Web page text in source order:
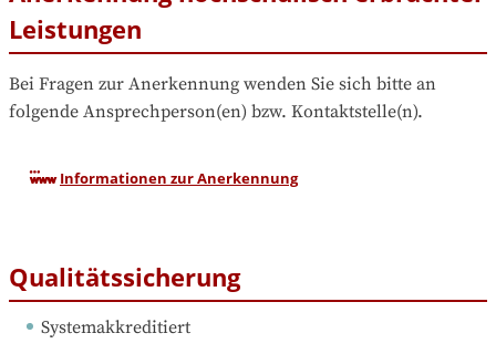
Leistungen
Bei Fragen zur Anerkennung wenden Sie sich bitte an
folgende Ansprechperson(en) bzw. Kontaktstelle(n).
Informationen zur Anerkennung
Qualitätssicherung
Systemakkreditiert